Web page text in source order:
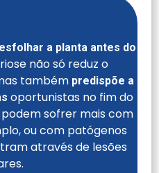
a planta antes do
não só reduz o
também predispõe a
oportunistas no fim do
sofrer mais com
ou com patógenos
através de lesões